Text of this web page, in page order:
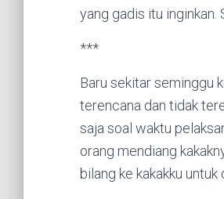
yang gadis itu inginkan.
***
Baru sekitar seminggu
terencana dan tidak
saja soal waktu
orang mendiang
bilang ke kakakku